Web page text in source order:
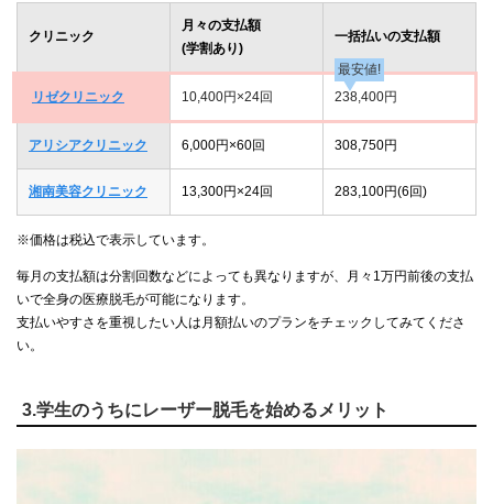
クリニック
月々の支払額
(学割あり)
一括払いの支払額
リゼクリニック 10,400円×24回
最安値!
238,400円
アリシアクリニック 6,000円×60回 308,750円
湘南美容クリニック 13,300円×24回 283,100円(6回)
※価格は税込で表示しています。
毎月の支払額は分割回数などによっても異なりますが、月々1万円前後の支払
いで全身の医療脱毛が可能になります。
支払いやすさを重視したい人は月額払いのプランをチェックしてみてくださ
い。
3.学生のうちにレーザー脱毛を始めるメリット